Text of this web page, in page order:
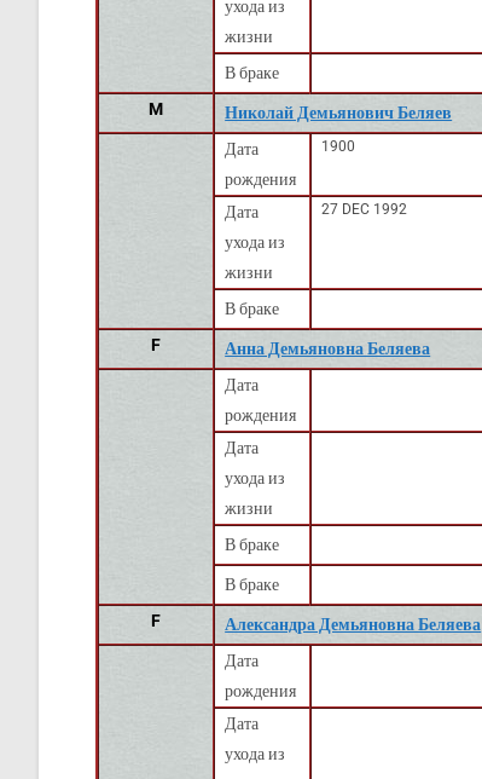
ухода из
жизни
В браке
M
Николай Демьянович Беляев
Дата
рождения
1900
Дата
ухода из
жизни
27 DEC 1992
В браке
F
Анна Демьяновна Беляева
Дата
рождения
Дата
ухода из
жизни
В браке
В браке
F
Александра Демьяновна Беляева
Дата
рождения
Дата
ухода из